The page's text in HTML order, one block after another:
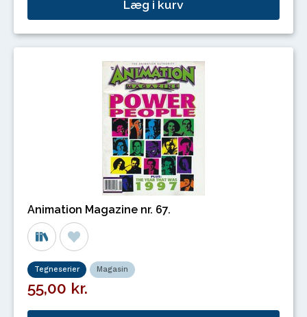
Læg i kurv
Animation Magazine nr. 67.
Tegneserier Magasin
55,00 kr.